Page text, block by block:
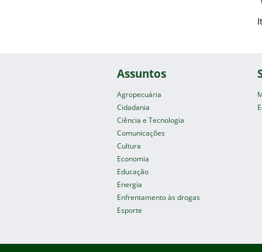
Assuntos
Agropecuária
Cidadania
Ciência e Tecnologia
Comunicações
Cultura
Economia
Educação
Energia
Enfrentamento às drogas
Esporte